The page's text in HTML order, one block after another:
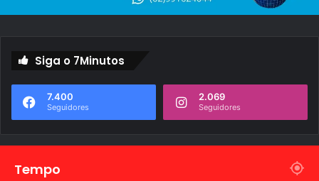
Siga o 7Minutos
7.400
Seguidores
2.069
Seguidores
Tempo